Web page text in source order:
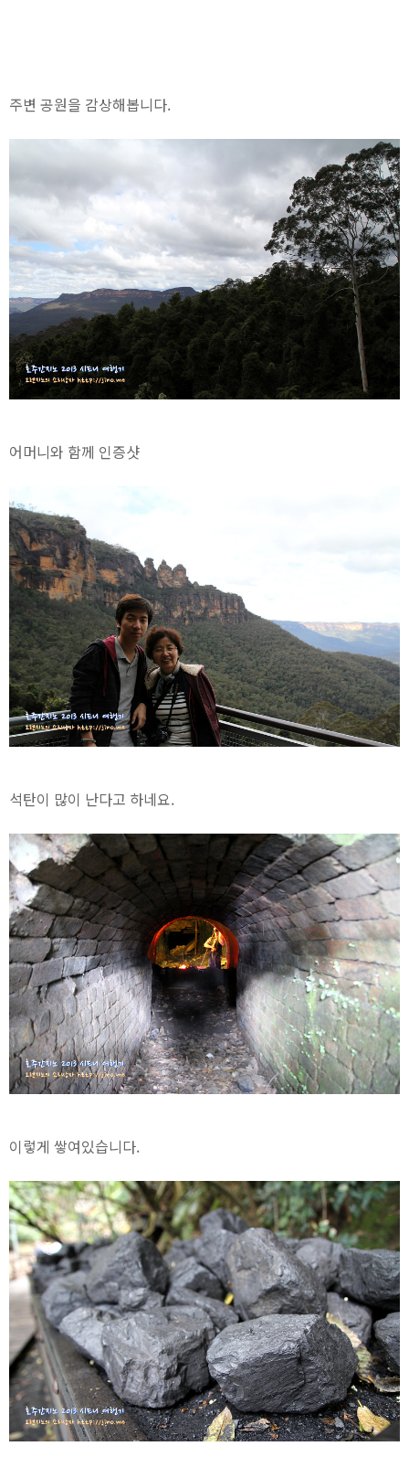
주변 공원을 감상해봅니다.
어머니와 함께 인증샷
석탄이 많이 난다고 하네요.
이렇게 쌓여있습니다.